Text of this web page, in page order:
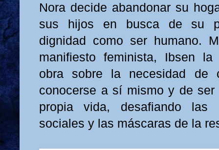
Nora decide abandonar su
sus hijos en busca de su
dignidad como ser humano.
manifiesto feminista, Ibsen
obra sobre la necesidad de
conocerse a sí mismo y de ser
propia vida, desafiando las
sociales y las máscaras de la